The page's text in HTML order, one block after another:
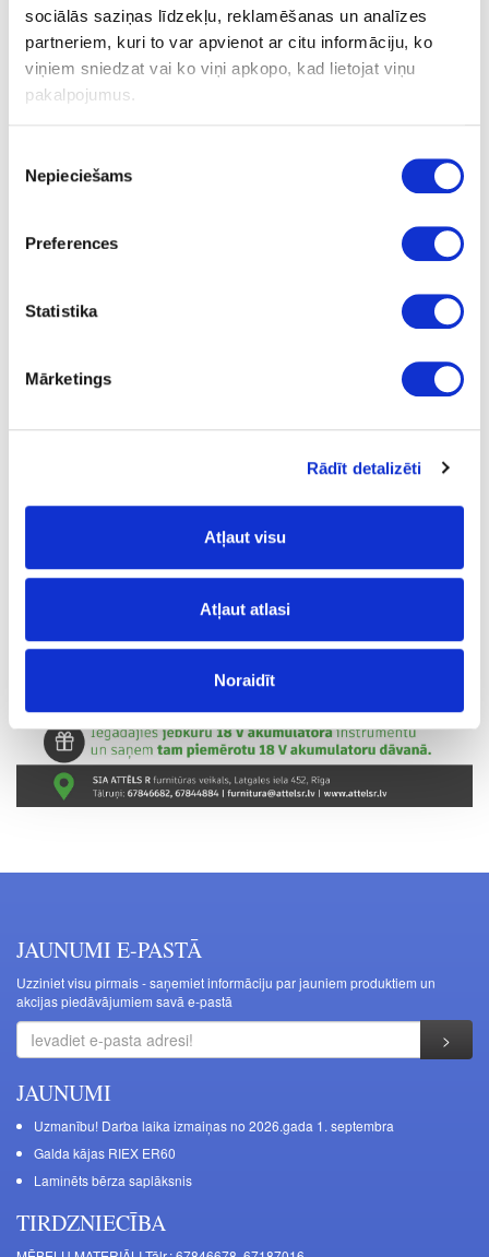
sociālās saziņas līdzekļu, reklamēšanas un analīzes
partneriem, kuri to var apvienot ar citu informāciju, ko
viņiem sniedzat vai ko viņi apkopo, kad lietojat viņu
pakalpojumus.
izvēle
Nepieciešams
Preferences
Statistika
Mārketings
Rādīt detalizēti
Atļaut visu
Atļaut atlasi
Noraidīt
RAUVOLET NOBLE MATT
REHAU matētas akrila plātnes
REHAU Dizaina MDF plātnes
JAUNUMI E-PASTĀ
Uzziniet visu pirmais - saņemiet informāciju par jauniem produktiem un
akcijas piedāvājumiem savā e-pastā
JAUNUMI
Uzmanību! Darba laika izmaiņas no 2026.gada 1. septembra
Galda kājas RIEX ER60
Laminēts bērza saplāksnis
TIRDZNIECĪBA